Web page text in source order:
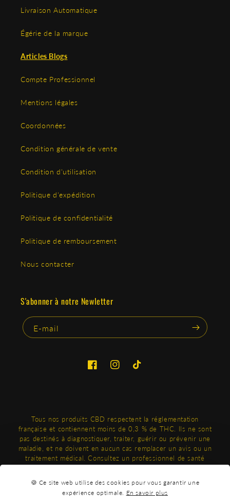
🍪 Ce site web utilise des cookies pour vous garantir une
expérience optimale. En savoir plus
Livraison Automatique
Égérie de la marque
Articles Blogs
Compte Professionnel
Mentions légales
Coordonnées
Condition générale de vente
Condition d'utilisation
Politique d'expédition
Politique de confidentialité
Politique de remboursement
Nous contacter
S'abonner à notre Newletter
E-mail
FacebookInstagramTikTok
Tous nos produits CBD respectent la réglementation
française et contiennent moins de 0,3 % de THC. Ils ne sont
pas destinés à diagnostiquer, traiter, guérir ou prévenir une
maladie, et ne doivent en aucun cas remplacer un avis ou un
traitement médical. Consultez un professionnel de santé
adultes.